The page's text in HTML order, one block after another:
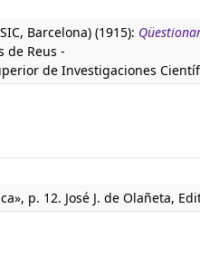
Barcelona) (1915):
de Reus -
de Investigaciones
p. 12. José J. de Olañeta,